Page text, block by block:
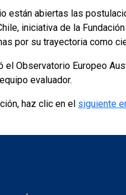
están abiertas las
iniciativa de la
por su trayectoria como
el Observatorio Europeo
evaluador.
haz clic en el siguiente